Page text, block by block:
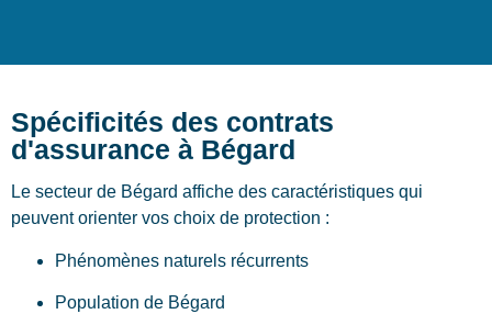
Spécificités des contrats
d'assurance à Bégard
Le secteur de Bégard affiche des caractéristiques qui
peuvent orienter vos choix de protection :
Phénomènes naturels récurrents
Population de Bégard